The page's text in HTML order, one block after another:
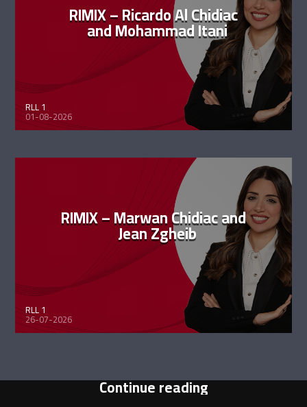
RIMIX – Ricardo Al Chidiac
and Mohammad Itani
RLL 1
01-08-2026
RIMIX – Marwan Chidiac and
Jean Zgheib
RLL 1
26-07-2026
Continue reading